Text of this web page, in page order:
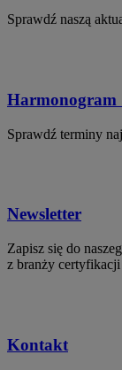
Sprawdź naszą
Harmonogram
Sprawdź terminy
Newsletter
Zapisz się do
z branży certyfikacji
Kontakt